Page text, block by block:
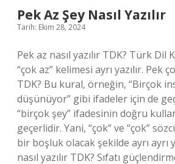
Pek Az Şey Nasıl Yazılır
Tarih: Ekim 28, 2024
Pek az nasıl yazılır TDK? Türk Dil
“çok az” kelimesi ayrı yazılır. Pek
TDK? Bu kural, örneğin, “Birçok
düşünüyor” gibi ifadeler için de
“birçok şey” ifadesinin doğru
geçerlidir. Yani, “çok” ve “çok”
bir boşluk olacak şekilde ayrı ayrı
nasıl yazılır TDK? Sıfatı